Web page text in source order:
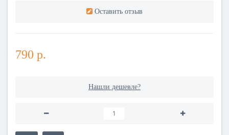
Оставить отзыв
790 р.
Нашли дешевле?